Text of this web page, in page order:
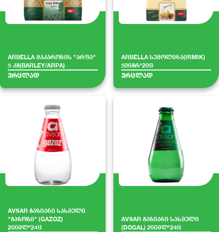
ARBELLA მაკარონის "არფა"
5 კგ(BARLEY/ARPA)
ვრცლად
ARBELLA სემოლინა(IRMIK)
500გრ*20ც
ვრცლად
AVSAR გაზიანი სასმელი
"გაზოზი" (GAZOZ)
200მლ*24ც
AVSAR გაზიანი სასმელი
(DOGAL) 200მლ*24ც